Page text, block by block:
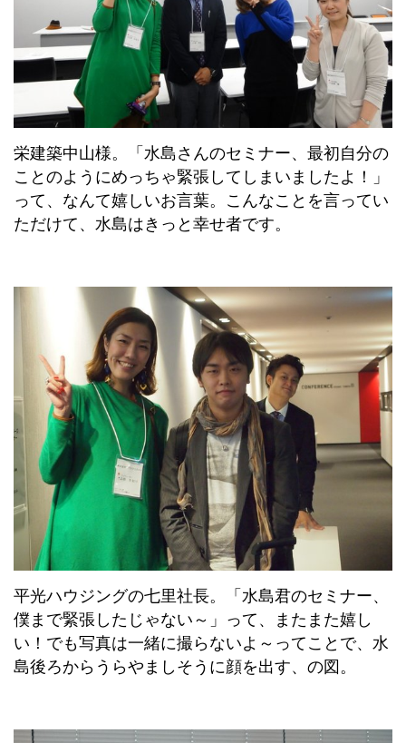
栄建築中山様。「水島さんのセミナー、最初自分の
ことのようにめっちゃ緊張してしまいましたよ！」
って、なんて嬉しいお言葉。こんなことを言ってい
ただけて、水島はきっと幸せ者です。
平光ハウジングの七里社長。「水島君のセミナー、
僕まで緊張したじゃない～」って、またまた嬉し
い！でも写真は一緒に撮らないよ～ってことで、水
島後ろからうらやましそうに顔を出す、の図。